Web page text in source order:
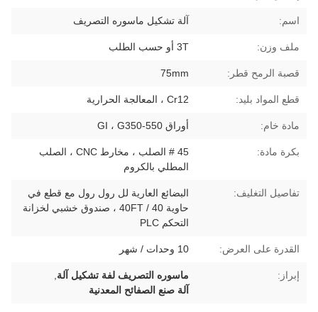
اسم: آلة تشكيل ماسوره التصريف
ملف وزن: 3T أو حسب الطلب
قصبة الرمح قطر: 75mm
قطع المواد بليد: Cr12 ، المعالجة الحرارية
مادة خام: أوراق GI ، G350-550
بكرة مادة:
45 # الصلب ، مخارط CNC ، الصلب
المطلي بالكروم
تفاصيل التغليف:
البضائع العارية لل رول رول مع قطع في
حاوية 40 / 40FT ، صندوق خشبي لخزانة
التحكم PLC
القدرة على العرض: 10 وحدات / شهر
إبراز: ماسوره التصريف لفة تشكيل آلة
آلة صنع الصفائح المعدنية